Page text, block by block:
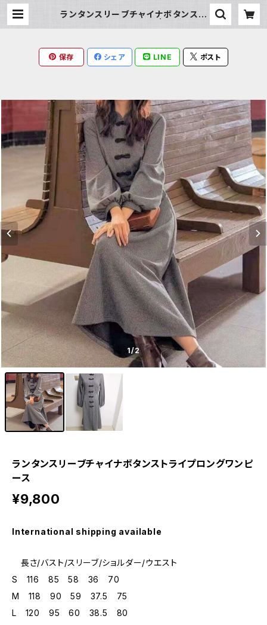
ランタンスリーブチャイナボタンスト
保存 シェア LINE ポスト
1/2
ランタンスリーブチャイナボタンストライプロングワンピ
ース
¥9,800
International shipping available
長さ/バスト/スリーブ/ショルダー/ウエスト
S 116 85 58 36 70
M 118 90 59 37.5 75
L 120 95 60 38.5 80